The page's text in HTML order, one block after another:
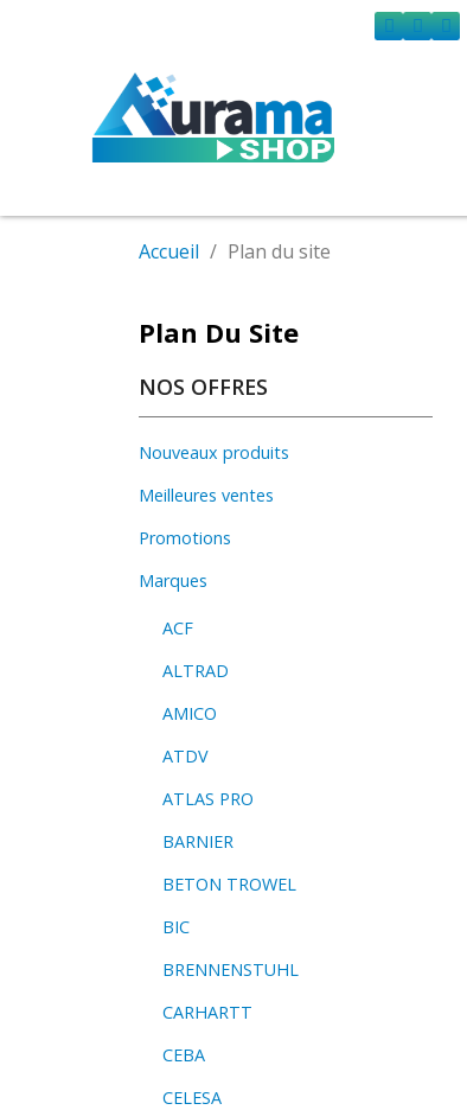
Accueil Plan du site
Plan Du Site
NOS OFFRES
Nouveaux produits
Meilleures ventes
Promotions
Marques
ACF
ALTRAD
AMICO
ATDV
ATLAS PRO
BARNIER
BETON TROWEL
BIC
BRENNENSTUHL
CARHARTT
CEBA
CELESA